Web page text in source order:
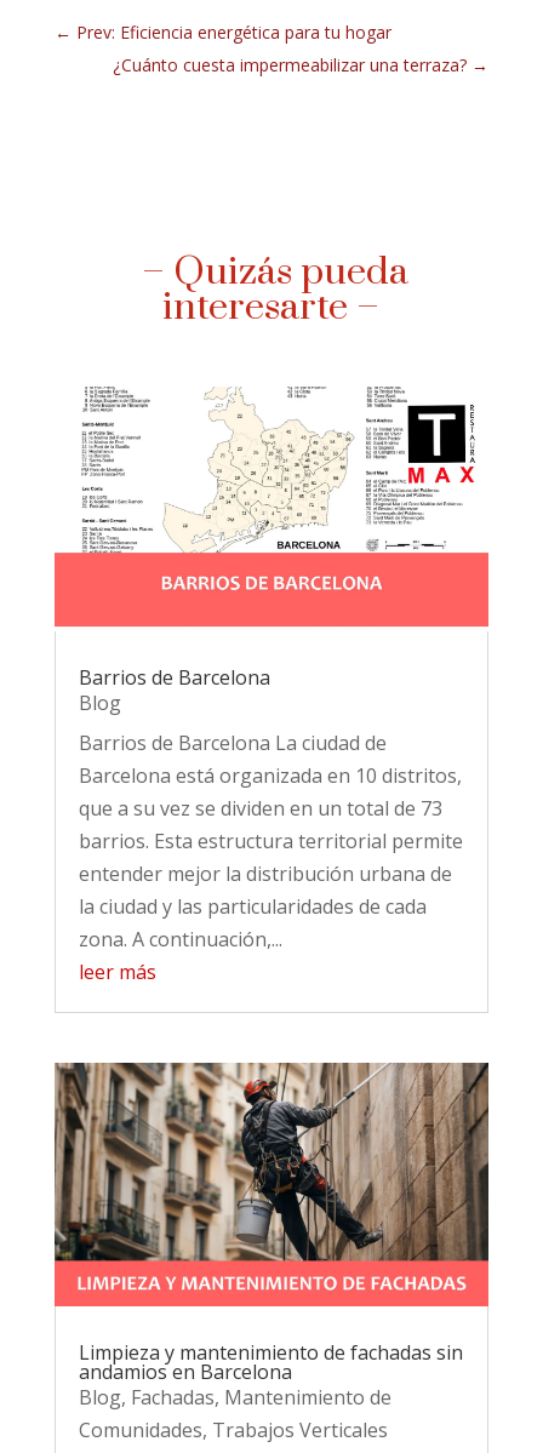
← Prev: Eficiencia energética para tu hogar
¿Cuánto cuesta impermeabilizar una terraza? →
– Quizás pueda
interesarte –
Barrios de Barcelona
Blog
Barrios de Barcelona La ciudad de
Barcelona está organizada en 10 distritos,
que a su vez se dividen en un total de 73
barrios. Esta estructura territorial permite
entender mejor la distribución urbana de
la ciudad y las particularidades de cada
zona. A continuación,...
leer más
Limpieza y mantenimiento de fachadas sin
andamios en Barcelona
Blog, Fachadas, Mantenimiento de
Comunidades, Trabajos Verticales